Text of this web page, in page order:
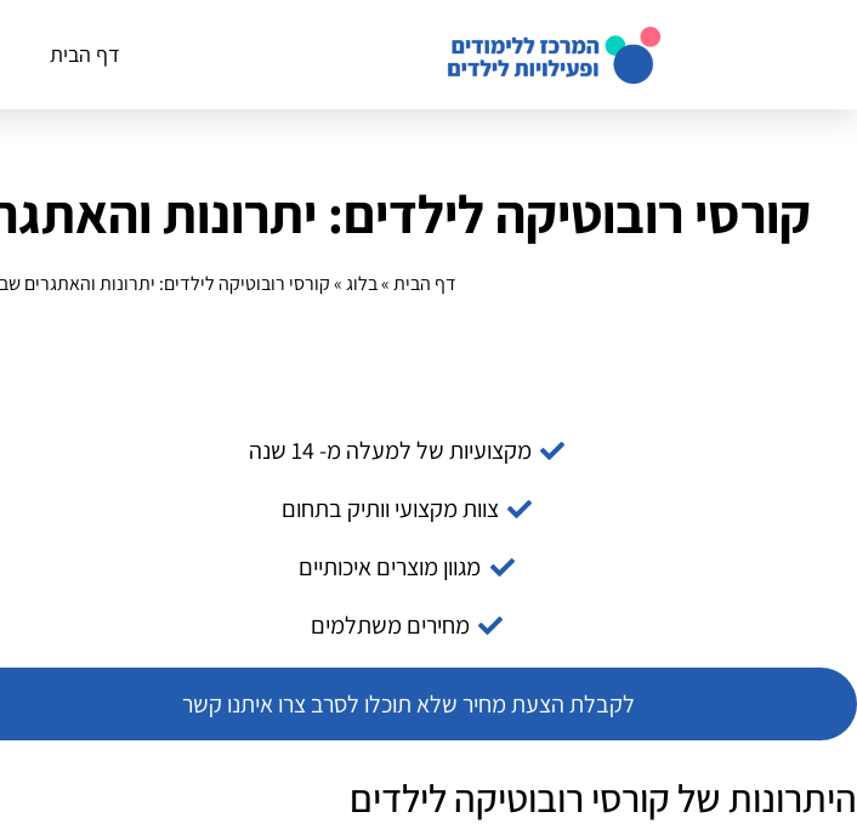
דף הבית
קורסי רובוטיקה לילדים: יתרונות
דף הבית»בלוג»קורסי רובוטיקה לילדים: יתרונות והאתגרים
מקצועיות של למעלה מ- 14 שנה
צוות מקצועי וותיק בתחום
מגוון מוצרים איכותיים
מחירים משתלמים
לקבלת הצעת מחיר שלא תוכלו לסרב צרו איתנו קשר
היתרונות של קורסי רובוטיקה לילדים